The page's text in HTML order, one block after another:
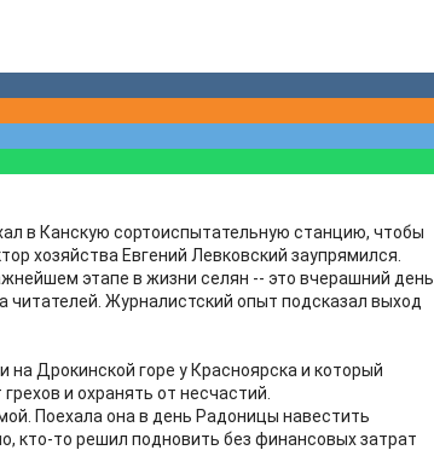
в Канскую сортоиспытательную станцию, чтобы
хозяйства Евгений Левковский заупрямился.
этапе в жизни селян -- это вчерашний день.
читателей. Журналистский опыт подсказал выход
на Дрокинской горе у Красноярска и который
и охранять от несчастий.
Поехала она в день Радоницы навестить
кто-то решил подновить без финансовых затрат